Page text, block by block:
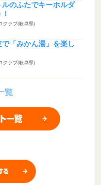
のふたでキーホルダ
クラブ(岐阜県)
「みかん湯」を楽し
クラブ(岐阜県)
覧